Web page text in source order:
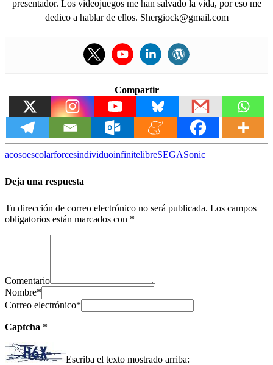
presentador. Los videojuegos me han salvado la vida, por eso me
dedico a hablar de ellos. Shergiock@gmail.com
Compartir
acosoescolarforcesindividuoinfinitelibreSEGASonic
Deja una respuesta
Tu dirección de correo electrónico no será publicada. Los campos
obligatorios están marcados con *
Comentario
Nombre*
Correo electrónico*
Captcha *
Escriba el texto mostrado arriba: